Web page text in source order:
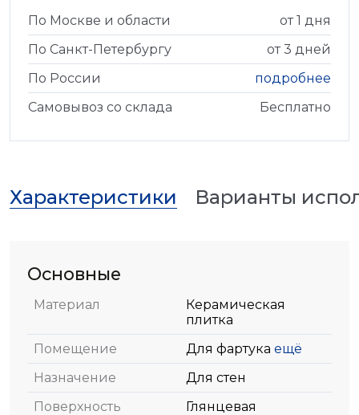
По Москве и области
от 1 дня
По Санкт-Петербургу
от 3 дней
По России
подробнее
Самовывоз со склада
Бесплатно
Характеристики Варианты
Основные
Материал
Керамическая
плитка
Помещение
Для фартука ещё
Назначение
Для стен
Поверхность
Глянцевая